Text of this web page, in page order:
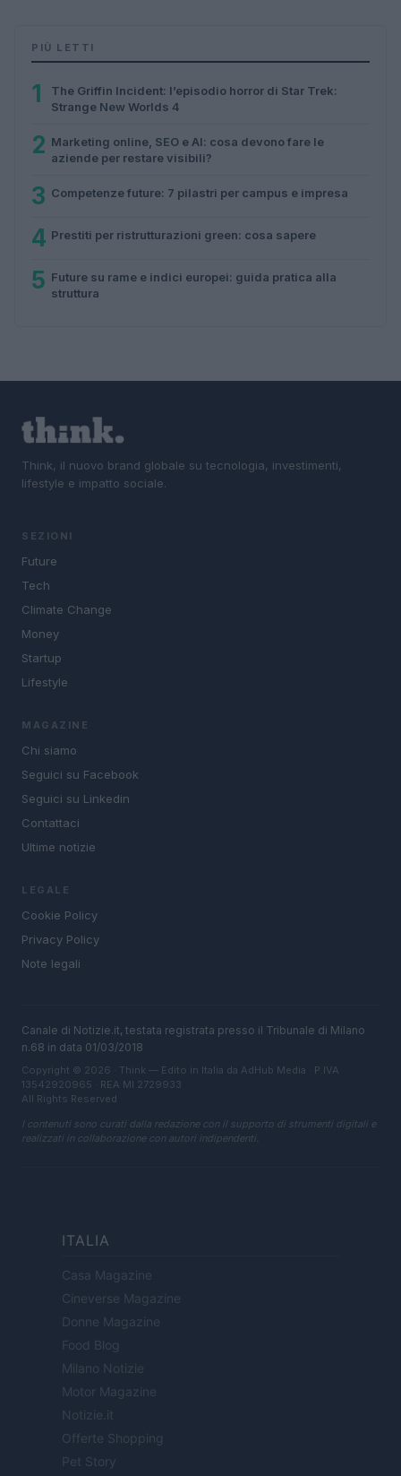
PIÙ LETTI
1
The Griffin Incident: l’episodio horror di Star Trek:
Strange New Worlds 4
2 Marketing online, SEO e AI: cosa devono fare le
aziende per restare visibili?
3 Competenze future: 7 pilastri per campus e impresa
4 Prestiti per ristrutturazioni green: cosa sapere
5 Future su rame e indici europei: guida pratica alla
struttura
Think, il nuovo brand globale su tecnologia, investimenti,
lifestyle e impatto sociale.
SEZIONI
Future
Tech
Climate Change
Money
Startup
Lifestyle
MAGAZINE
Chi siamo
Seguici su Facebook
Seguici su Linkedin
Contattaci
Ultime notizie
LEGALE
Cookie Policy
Privacy Policy
Note legali
Canale di Notizie.it, testata registrata presso il Tribunale di Milano
n.68 in data 01/03/2018
Copyright © 2026 · Think — Edito in Italia da AdHub Media · P.IVA
13542920965 · REA MI 2729933
All Rights Reserved
I contenuti sono curati dalla redazione con il supporto di strumenti digitali e
realizzati in collaborazione con autori indipendenti.
ITALIA
Casa Magazine
Cineverse Magazine
Donne Magazine
Food Blog
Milano Notizie
Motor Magazine
Notizie.it
Offerte Shopping
Pet Story